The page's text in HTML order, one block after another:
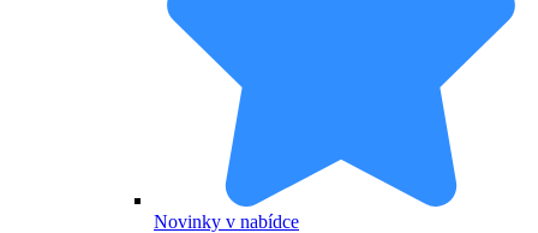
Novinky v nabídce